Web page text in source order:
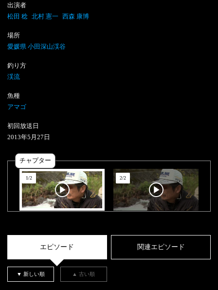
出演者
松田 稔 北村 憲一 西森 康博
場所
愛媛県 小田深山渓谷
釣り方
渓流
魚種
アマゴ
初回放送日
2013年5 月 27 日
チャプター
1/2 2/2
エピソード 関連エピソード
▼ 新しい順 ▲ 古い順